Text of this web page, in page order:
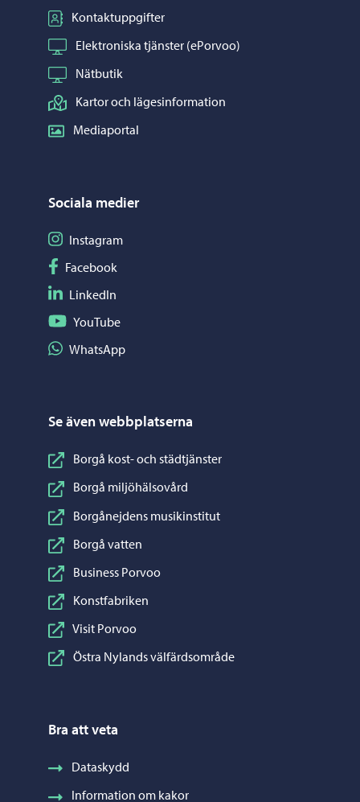
Kontaktuppgifter
Elektroniska tjänster (ePorvoo)
Nätbutik
Kartor och lägesinformation
Mediaportal
Sociala medier
Följ på Instagram
Instagram
Följ på Facebook
Facebook
Följ på LinkedIn
LinkedIn
Följ på YouTube
YouTube
Dela på WhatsApp
WhatsApp
Se även webbplatserna
Borgå kost- och städtjänster
Borgå miljöhälsovård
Borgånejdens musikinstitut
Borgå vatten
Business Porvoo
Konstfabriken
Visit Porvoo
Östra Nylands välfärdsområde
Bra att veta
Dataskydd
Information om kakor